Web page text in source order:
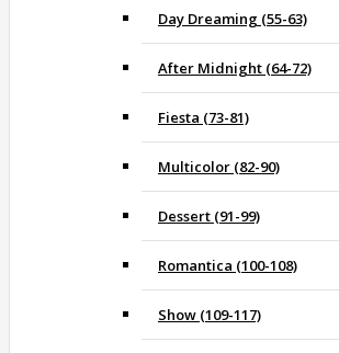
Day Dreaming (55-63)
After Midnight (64-72)
Fiesta (73-81)
Multicolor (82-90)
Dessert (91-99)
Romantica (100-108)
Show (109-117)